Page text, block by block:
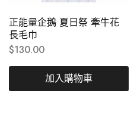
正能量企鵝 夏日祭 牽牛花
長毛巾
$130.00
加入購物車